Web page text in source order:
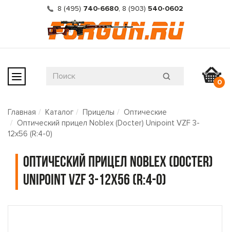
8 (495) 740-6680, 8 (903) 540-0602
0
Главная Каталог Прицелы
Оптические
Оптический прицел Noblex (Docter) Unipoint VZF 3-
12x56 (R:4-0)
Оптический прицел Noblex (Docter)
Unipoint VZF 3-12x56 (R:4-0)